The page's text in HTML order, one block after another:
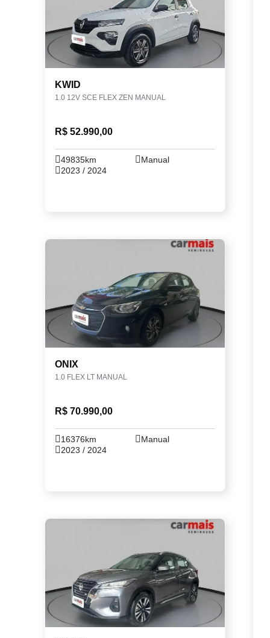
KWID
1.0 12V SCE FLEX ZEN MANUAL
R$ 52.990,00
49835km
Manual
2023 / 2024
ONIX
1.0 FLEX LT MANUAL
R$ 70.990,00
16376km
Manual
2023 / 2024